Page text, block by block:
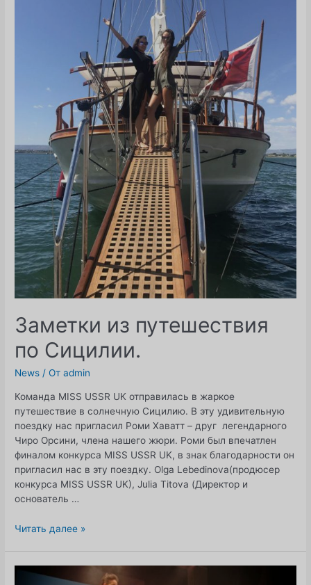
Заметки из путешествия
по Сицилии.
News / От admin
Команда MISS USSR UK отправилась в жаркое
путешествие в солнечную Сицилию. В эту удивительную
поездку нас пригласил Роми Хаватт – друг легендарного
Чиро Орсини, члена нашего жюри. Роми был впечатлен
финалом конкурса MISS USSR UK, в знак благодарности он
пригласил нас в эту поездку. Olga Lebedinova(продюсер
конкурса MISS USSR UK), Julia Titova (Директор и
основатель …
Заметки
Читать далее »